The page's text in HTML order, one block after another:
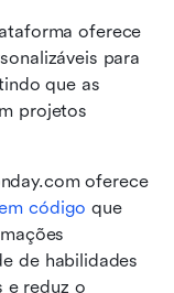
oferece
para
que as
projetos
oferece
código que
de habilidades
e reduz o